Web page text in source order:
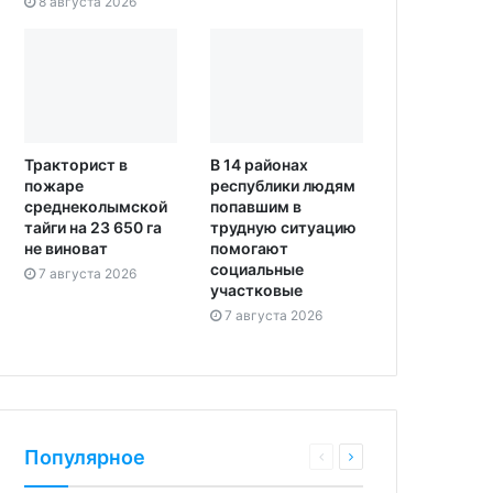
Тракторист в
пожаре
среднеколымской
тайги на 23 650 га
не виноват
7 августа 2026
В 14 районах
республики людям
попавшим в
трудную ситуацию
помогают
социальные
участковые
7 августа 2026
Популярное